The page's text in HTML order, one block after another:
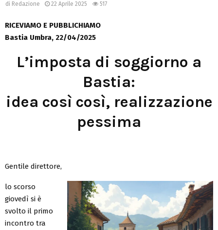
di Redazione 22 Aprile 2025 517
RICEVIAMO E PUBBLICHIAMO
Bastia Umbra, 22/04/2025
L’imposta di soggiorno a
Bastia:
idea così così, realizzazione
pessima
Gentile direttore,
lo scorso
giovedì si è
svolto il primo
incontro tra